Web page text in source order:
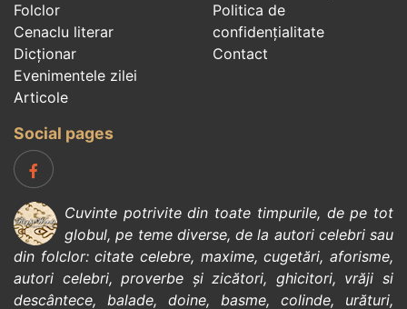
Folclor
Cenaclu literar
Dicționar
Evenimentele zilei
Articole
Politica de
confidenţialitate
Contact
Social pages
Cuvinte potrivite din toate timpurile, de pe tot
globul, pe teme diverse, de la autori celebrisau
din folclor:citate celebre, maxime,cugetări,aforisme,
autori celebri,proverbe și zicători, ghicitori, vrăji si
descântece, balade, doine, basme, colinde, urături,